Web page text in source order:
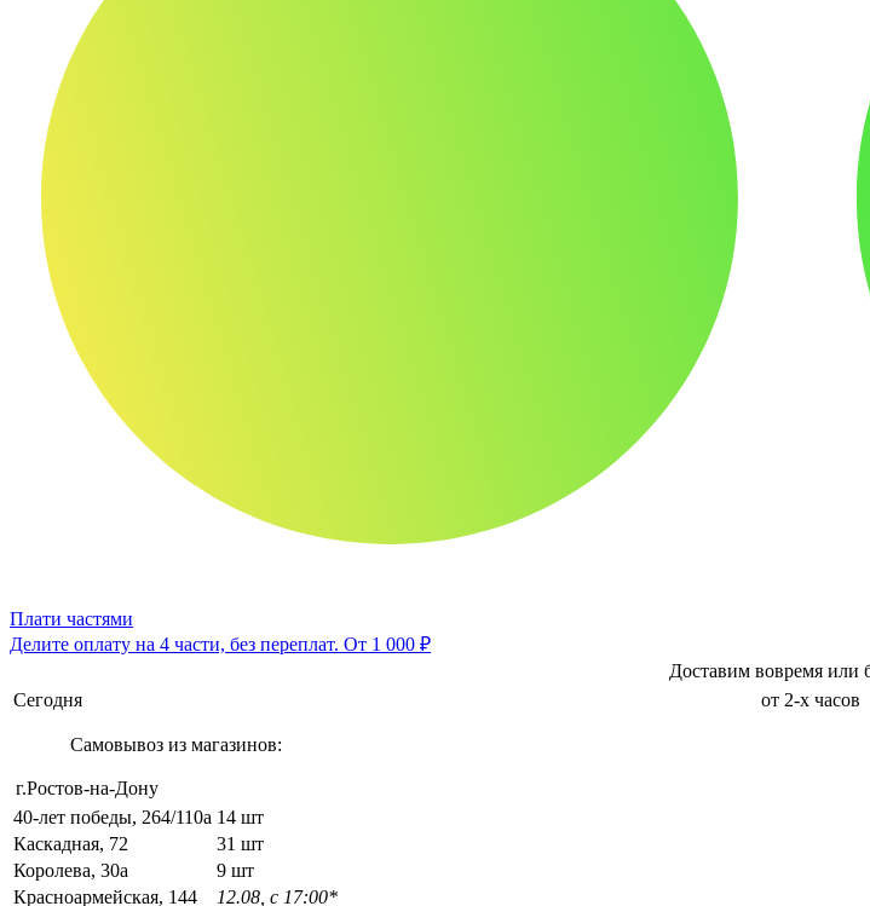
Плати частями
Делите оплату на 4 части, без переплат. От 1 000 ₽
Доставим вовремя или
Сегодня
от 2-х часов
Самовывоз из магазинов:
г.Ростов-на-Дону
40-лет победы, 264/110а 14 шт
Каскадная, 72
31 шт
Королева, 30а
9 шт
Красноармейская, 144
12.08, с 17:00*